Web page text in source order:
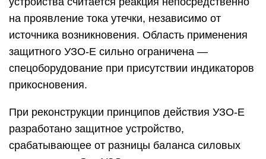
на проявление тока утечки, независимо от
источника возникновения. Область применения
защитного УЗО-Е сильно ограничена —
спецоборудование при присутствии индикаторов
прикосновения.
При реконструкции принципов действия УЗО-Е
разработано защитное устройство,
срабатывающее от разницы баланса силовых